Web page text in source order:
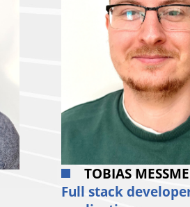
TOBIAS
Full stack